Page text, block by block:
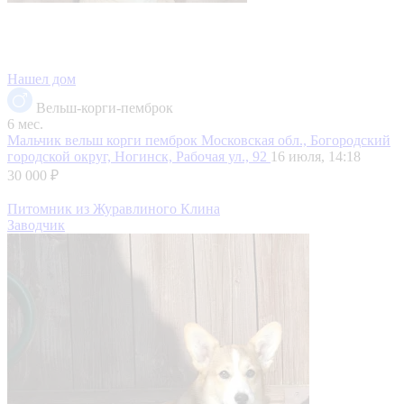
Нашел дом
Вельш-корги-пемброк
6 мес.
Мальчик вельш корги пемброк Московская обл., Богородский
городской округ, Ногинск, Рабочая ул., 92 16 июля, 14:18
30 000 ₽
Питомник из Журавлиного Клина
Заводчик